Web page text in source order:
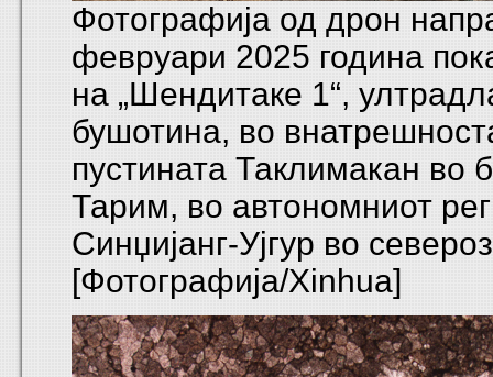
Фотографија од дрон
февруари 2025 година
на „Шендитаке 1“,
бушотина, во
пустината Таклимакан во
Тарим, во автономниот
Синџијанг-Ујгур во
[Фотографија/Xinhua]